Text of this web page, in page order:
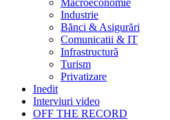
Macroeconomie
Industrie
Bănci & Asigurări
Comunicatii & IT
Infrastructură
Turism
Privatizare
Inedit
Interviuri video
OFF THE RECORD